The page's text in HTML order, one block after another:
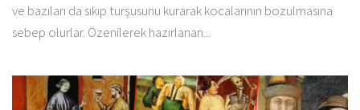
ve bazıları da sıkıp turşusunu kurarak kocalarının bozulmasına
sebep olurlar. Özenilerek hazırlanan...